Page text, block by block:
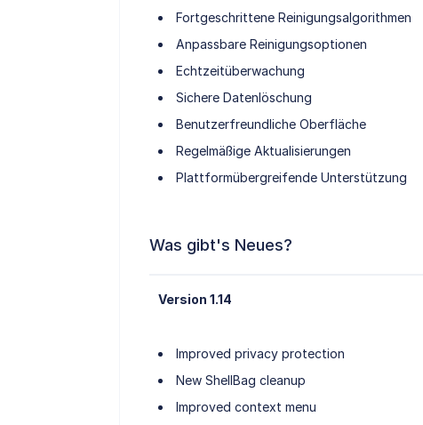
Fortgeschrittene Reinigungsalgorithmen
Anpassbare Reinigungsoptionen
Echtzeitüberwachung
Sichere Datenlöschung
Benutzerfreundliche Oberfläche
Regelmäßige Aktualisierungen
Plattformübergreifende Unterstützung
Was gibt's Neues?
Version 1.14
Improved privacy protection
New ShellBag cleanup
Improved context menu